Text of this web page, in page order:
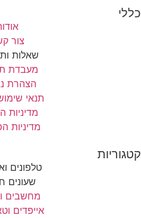
כללי
צור
שאלות
מעבדת
הצהרת
תנאי
מדיניות
מדיניות
קטגוריות
טלפונים
שעונים
מחשבים
אייפדים